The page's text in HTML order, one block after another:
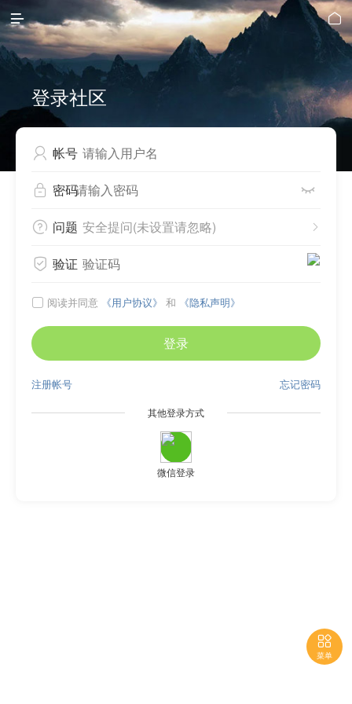
 
登录社区
 帐号
 密码 
 问题 
安全提问(未设置请忽略)
 验证
 阅读并同意 《用户协议》 和 《隐私声明》
登录
忘记密码
注册帐号
其他登录方式
微信登录

菜单